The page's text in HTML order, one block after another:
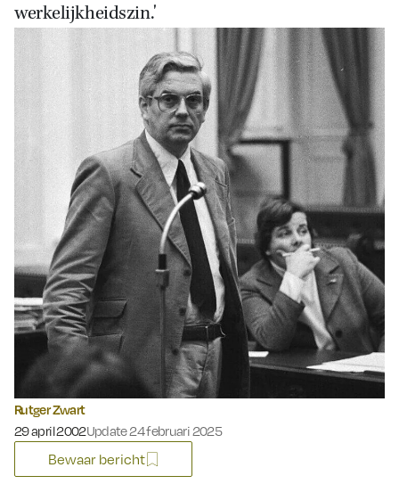
werkelijkheidszin.'
Rutger Zwart
Gepubliceerd op:
29 april 2002Update 24 februari 2025
Bewaar bericht